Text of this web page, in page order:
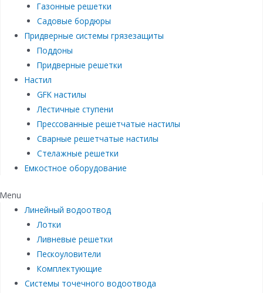
Газонные решетки
Садовые бордюры
Придверные системы грязезащиты
Поддоны
Придверные решетки
Настил
GFK настилы
Лестичные ступени
Прессованные решетчатые настилы
Сварные решетчатые настилы
Стелажные решетки
Емкостное оборудование
Menu
Линейный водоотвод
Лотки
Ливневые решетки
Пескоуловители
Комплектующие
Системы точечного водоотвода